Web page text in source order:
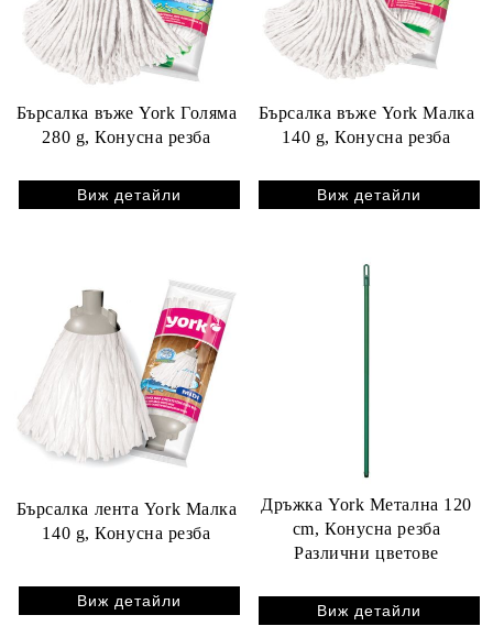
Бърсалка въже York Голяма
280 g, Конусна резба
Виж детайли
Бърсалка въже York Малка
140 g, Конусна резба
Виж детайли
Бърсалка лента York Малка
140 g, Конусна резба
Виж детайли
Дръжка York Метална 120
cm, Конусна резба
Различни цветове
Виж детайли